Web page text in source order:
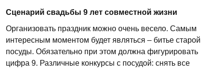
Сценарий свадьбы 9 лет совместной жизни
Организовать праздник можно очень весело. Самым
интересным моментом будет являться – битье старой
посуды. Обязательно при этом должна фигурировать
цифра 9. Различные конкурсы с посудой: снять все